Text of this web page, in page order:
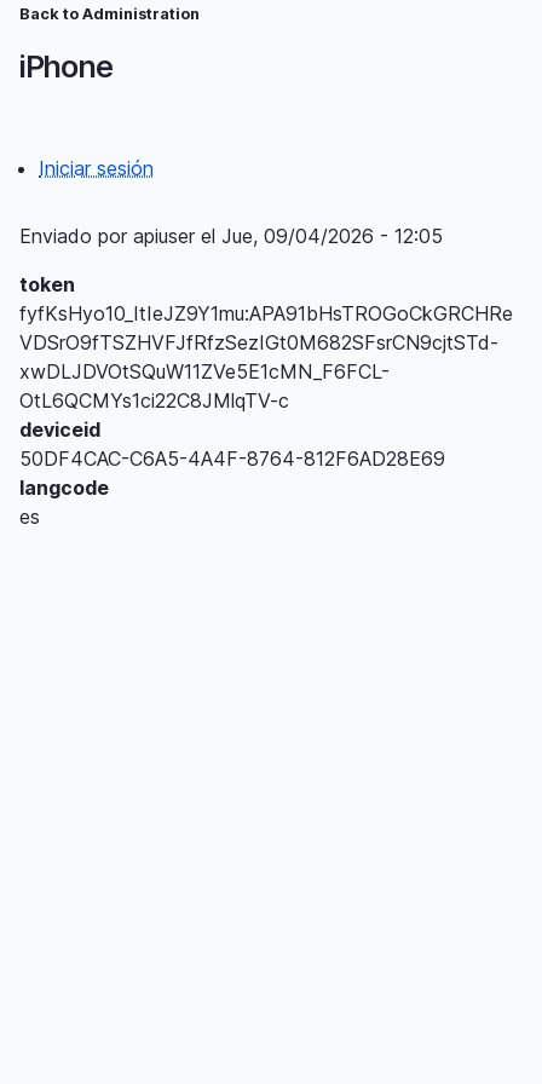
Pasar
contenido
de
Back to Administration
iPhone
Menú
del
compte
d'usuari
Iniciar sesión
Enviado por apiuserel Jue, 09/04/2026 - 12:05
token
fyfKsHyo10_ItIeJZ9Y1mu:APA91bHsTROGoCkGRCHRe
VDSrO9fTSZHVFJfRfzSezIGt0M682SFsrCN9cjtSTd-
xwDLJDVOtSQuW11ZVe5E1cMN_F6FCL-
OtL6QCMYs1ci22C8JMlqTV-c
deviceid
50DF4CAC-C6A5-4A4F-8764-812F6AD28E69
langcode
es